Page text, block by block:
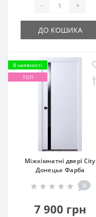
- +
ДО КОШИКА
В наявності
ТОП
Міжкімнатні двері City
Донецьк Фарба
0
7 900 грн